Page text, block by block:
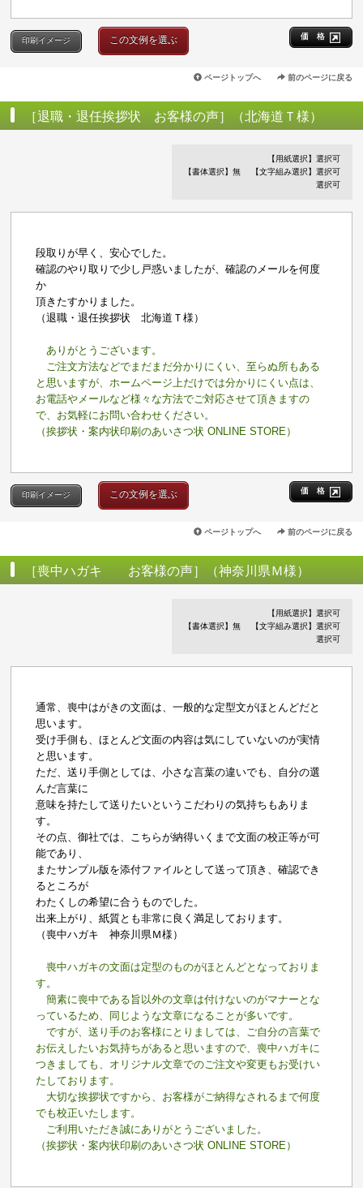
価 格
印刷イメージ この文例を選ぶ
ページトップへ 前のページに戻る
［退職・退任挨拶状 お客様の声］（北海道Ｔ様）
【用紙選択】選択可
【書体選択】無
【文字組み選択】選択可
選択可
段取りが早く、安心でした。
確認のやり取りで少し戸惑いましたが、確認のメールを何度
か
頂きたすかりました。
（退職・退任挨拶状 北海道Ｔ様）
ありがとうございます。
ご注文方法などでまだまだ分かりにくい、至らぬ所もある
と思いますが、ホームページ上だけでは分かりにくい点は、
お電話やメールなど様々な方法でご対応させて頂きますの
で、お気軽にお問い合わせください。
（挨拶状・案内状印刷のあいさつ状 ONLINE STORE）
価 格
印刷イメージ この文例を選ぶ
ページトップへ 前のページに戻る
［喪中ハガキ お客様の声］（神奈川県Ｍ様）
【用紙選択】選択可
【書体選択】無
【文字組み選択】選択可
選択可
通常、喪中はがきの文面は、一般的な定型文がほとんどだと
思います。
受け手側も、ほとんど文面の内容は気にしていないのが実情
と思います。
ただ、送り手側としては、小さな言葉の違いでも、自分の選
んだ言葉に
意味を持たして送りたいというこだわりの気持ちもありま
す。
その点、御社では、こちらが納得いくまで文面の校正等が可
能であり、
またサンプル版を添付ファイルとして送って頂き、確認でき
るところが
わたくしの希望に合うものでした。
出来上がり、紙質とも非常に良く満足しております。
（喪中ハガキ 神奈川県Ｍ様）
喪中ハガキの文面は定型のものがほとんどとなっておりま
す。
簡素に喪中である旨以外の文章は付けないのがマナーとな
っているため、同じような文章になることが多いです。
ですが、送り手のお客様にとりましては、ご自分の言葉で
お伝えしたいお気持ちがあると思いますので、喪中ハガキに
つきましても、オリジナル文章でのご注文や変更もお受けい
たしております。
大切な挨拶状ですから、お客様がご納得なされるまで何度
でも校正いたします。
ご利用いただき誠にありがとうございました。
（挨拶状・案内状印刷のあいさつ状 ONLINE STORE）